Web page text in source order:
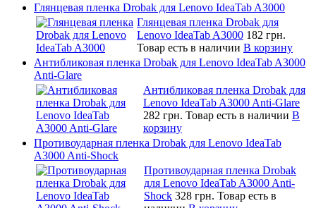
Глянцевая пленка Drobak для Lenovo IdeaTab A3000
Глянцевая пленка Drobak для
Lenovo IdeaTab A3000 182 грн.
Товар есть в наличии В корзину
Антибликовая пленка Drobak для Lenovo IdeaTab A3000
Anti-Glare
Антибликовая пленка Drobak для
Lenovo IdeaTab A3000 Anti-Glare
282 грн. Товар есть в наличии В
корзину
Противоударная пленка Drobak для Lenovo IdeaTab
A3000 Anti-Shock
Противоударная пленка Drobak
для Lenovo IdeaTab A3000 Anti-
Shock 328 грн. Товар есть в